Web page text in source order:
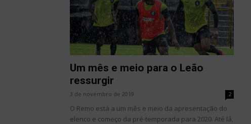
Um mês e meio para o Leão
ressurgir
3 de novembro de 2019 2
O Remo está a um mês e meio da apresentação do
elenco e começo da pré-temporada para 2020. Até lá,